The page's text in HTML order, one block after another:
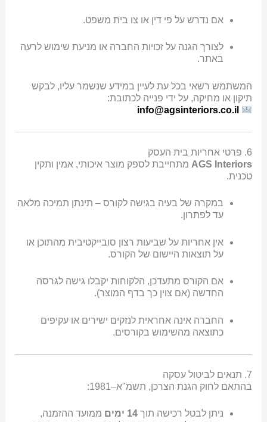
אם נדרש על פי דין או צו בית משפט.
לצורך הגנה על זכויות החברה או מניעת שימוש לרעה
באתר.
המשתמש רשאי בכל עת לעיין במידע שנשמר עליו, לבקש
תיקון או מחיקה, על ידי פנייה לכתובת:
info@agsinteriors.co.il
6. פרטי אחריות בית העסק
AGS Interiors מתחייבת לספק מוצר איכותי, אמין ותקין
טכנית.
במקרה של בעיה בגישה לקורס – תינתן תמיכה מלאה
עד לפתרון.
אין אחריות על שביעות רצון סובייקטיבית מהתוכן או
על תוצאות היישום של הקורס.
אם הקורס מתעדכן, הלקוחות יקבלו גישה לגרסה
החדשה (אם צוין כך בדף המוצר).
החברה אינה אחראית לנזקים ישירים או עקיפים
כתוצאה מהשימוש בקורסים.
7. תנאים לביטול עסקה
בהתאם לחוק הגנת הצרכן, תשמ"א–1981:
ניתן לבטל רכישה תוך 14 ימים
ממועד ההזמנה,